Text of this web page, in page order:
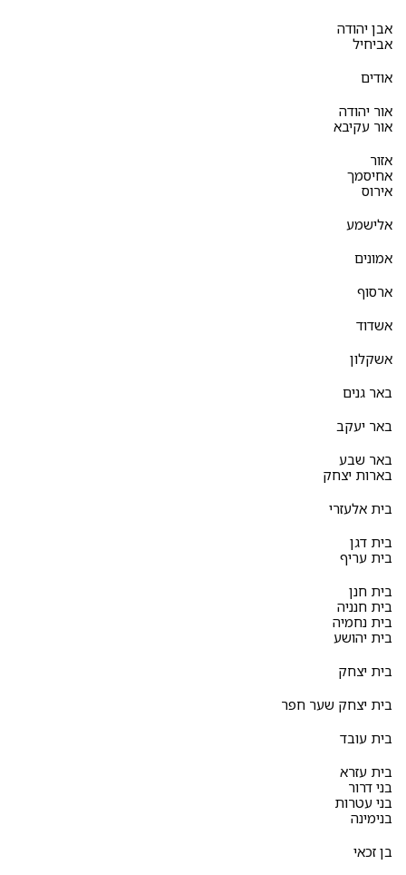
אבן יהודה
אביחיל
אודים
אור יהודה
אור עקיבא
אזור
אחיסמך
אירוס
אלישמע
אמונים
ארסוף
אשדוד
אשקלון
באר גנים
באר יעקב
באר שבע
בארות יצחק
בית אלעזרי
בית דגן
בית עריף
בית חנן
בית חנניה
בית נחמיה
בית יהושע
בית יצחק
בית יצחק שער חפר
בית עובד
בית עזרא
בני דרור
בני עטרות
בנימינה
בן זכאי